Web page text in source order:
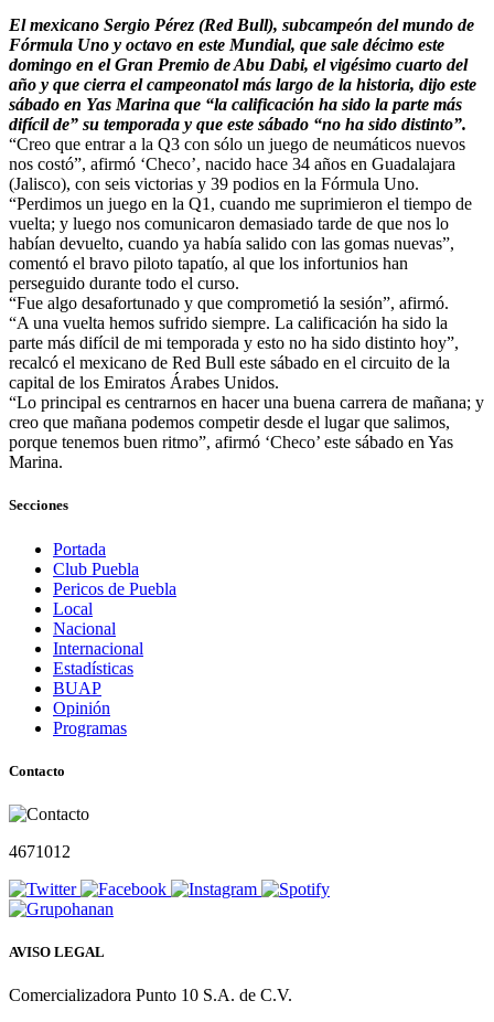
El mexicano Sergio Pérez (Red Bull), subcampeón del mundo de
Fórmula Uno y octavo en este Mundial, que sale décimo este
domingo en el Gran Premio de Abu Dabi, el vigésimo cuarto del
año y que cierra el campeonatol más largo de la historia, dijo este
sábado en Yas Marina que “la calificación ha sido la parte más
difícil de” su temporada y que este sábado “no ha sido distinto”.
“Creo que entrar a la Q3 con sólo un juego de neumáticos nuevos
nos costó”, afirmó ‘Checo’, nacido hace 34 años en Guadalajara
(Jalisco), con seis victorias y 39 podios en la Fórmula Uno.
“Perdimos un juego en la Q1, cuando me suprimieron el tiempo de
vuelta; y luego nos comunicaron demasiado tarde de que nos lo
habían devuelto, cuando ya había salido con las gomas nuevas”,
comentó el bravo piloto tapatío, al que los infortunios han
perseguido durante todo el curso.
“Fue algo desafortunado y que comprometió la sesión”, afirmó.
“A una vuelta hemos sufrido siempre. La calificación ha sido la
parte más difícil de mi temporada y esto no ha sido distinto hoy”,
recalcó el mexicano de Red Bull este sábado en el circuito de la
capital de los Emiratos Árabes Unidos.
“Lo principal es centrarnos en hacer una buena carrera de mañana; y
creo que mañana podemos competir desde el lugar que salimos,
porque tenemos buen ritmo”, afirmó ‘Checo’ este sábado en Yas
Marina.
Secciones
Portada
Club Puebla
Pericos de Puebla
Local
Nacional
Internacional
Estadísticas
BUAP
Opinión
Programas
Contacto
4671012
AVISO LEGAL
Comercializadora Punto 10 S.A. de C.V.